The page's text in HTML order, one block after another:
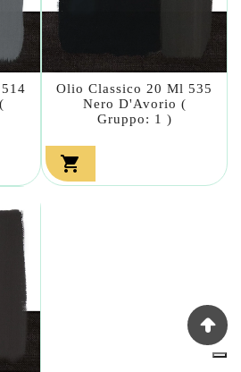
Olio Classico 20 Ml 535
Nero D'Avorio (
Gruppo: 1 )
